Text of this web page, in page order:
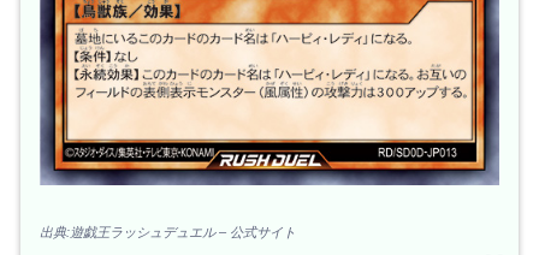
出典:遊戯王ラッシュデュエル – 公式サイト